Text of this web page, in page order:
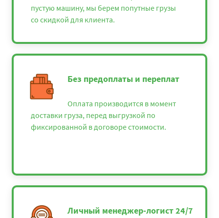
пустую машину, мы берем попутные грузы
со скидкой для клиента.
Без предоплаты и переплат
Оплата производится в момент
доставки груза, перед выгрузкой по
фиксированной в договоре стоимости.
Личный менеджер-логист 24/7